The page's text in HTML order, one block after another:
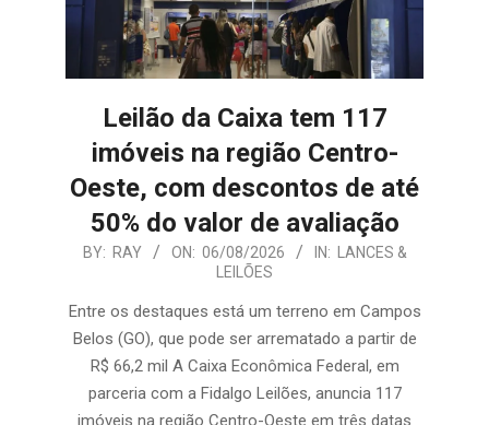
Leilão da Caixa tem 117
imóveis na região Centro-
Oeste, com descontos de até
50% do valor de avaliação
2026-
06
BY: RAY ON: 06/08/2026 IN: LANCES &
LEILÕES
Entre os destaques está um terreno em Campos
Belos (GO), que pode ser arrematado a partir de
R$ 66,2 mil A Caixa Econômica Federal, em
parceria com a Fidalgo Leilões, anuncia 117
imóveis na região Centro-Oeste em três datas